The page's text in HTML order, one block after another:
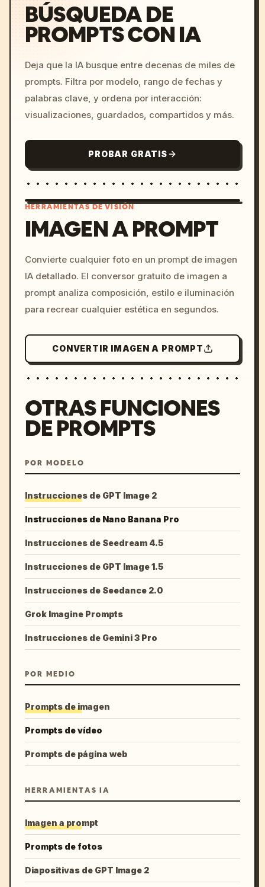
BÚSQUEDA DE
PROMPTS CON IA
Deja que la IA busque entre decenas de miles de
prompts. Filtra por modelo, rango de fechas y
palabras clave, y ordena por interacción:
visualizaciones, guardados, compartidos y más.
PROBAR GRATIS
c, cyberpunk sunset, neon
colors, 8k --v 6.0
HERRAMIENTAS DE VISIÓN
IMAGEN A PROMPT
Convierte cualquier foto en un prompt de imagen
IA detallado. El conversor gratuito de imagen a
prompt analiza composición, estilo e iluminación
para recrear cualquier estética en segundos.
CONVERTIR IMAGEN A PROMPT
OTRAS FUNCIONES
DE PROMPTS
POR MODELO
Instrucciones de GPT Image 2
Instrucciones de Nano Banana Pro
Instrucciones de Seedream 4.5
Instrucciones de GPT Image 1.5
Instrucciones de Seedance 2.0
Grok Imagine Prompts
Instrucciones de Gemini 3 Pro
POR MEDIO
Prompts de imagen
Prompts de vídeo
Prompts de página web
HERRAMIENTAS IA
Imagen a prompt
Prompts de fotos
Diapositivas de GPT Image 2